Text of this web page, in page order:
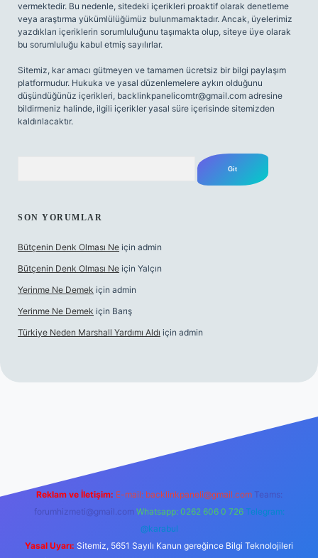
vermektedir. Bu nedenle, sitedeki içerikleri proaktif olarak denetleme
veya araştırma yükümlülüğümüz bulunmamaktadır. Ancak, üyelerimiz
yazdıkları içeriklerin sorumluluğunu taşımakta olup, siteye üye olarak
bu sorumluluğu kabul etmiş sayılırlar.
Sitemiz, kar amacı gütmeyen ve tamamen ücretsiz bir bilgi paylaşım
platformudur. Hukuka ve yasal düzenlemelere aykırı olduğunu
düşündüğünüz içerikleri, backlinkpanelicomtr@gmail.com adresine
bildirmeniz halinde, ilgili içerikler yasal süre içerisinde sitemizden
kaldırılacaktır.
SON YORUMLAR
Bütçenin Denk Olması Ne için admin
Bütçenin Denk Olması Ne için Yalçın
Yerinme Ne Demek için admin
Yerinme Ne Demek için Barış
Türkiye Neden Marshall Yardımı Aldı için admin
Reklam ve İletişim: E-mail: backlinkpaneli@gmail.com Teams:
forumhizmeti@gmail.com Whatsapp: 0262 606 0 726 Telegram:
@karabul
Yasal Uyarı: Sitemiz, 5651 Sayılı Kanun gereğince Bilgi Teknolojileri